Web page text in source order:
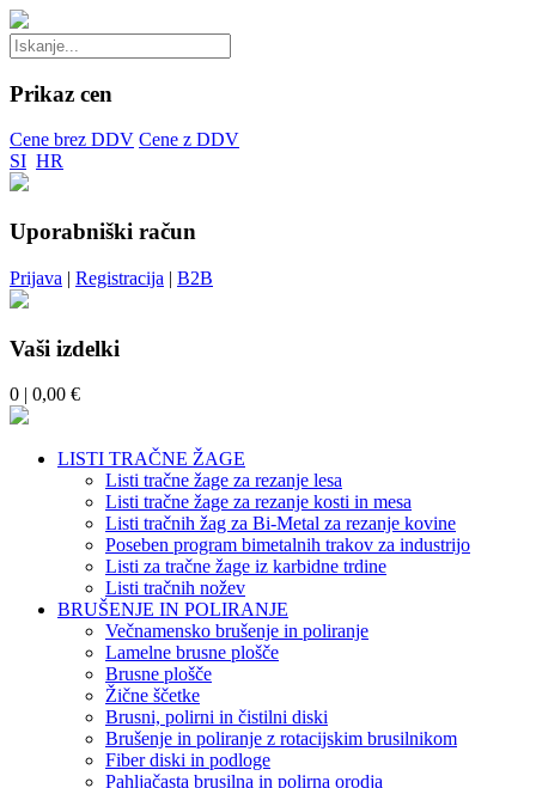
Prikaz cen
Cene brez DDV Cene z DDV
SI HR
Uporabniški račun
Prijava | Registracija | B2B
Vaši izdelki
0 | 0,00 €
LISTI TRAČNE ŽAGE
Listi tračne žage za rezanje lesa
Listi tračne žage za rezanje kosti in mesa
Listi tračnih žag za Bi-Metal za rezanje kovine
Poseben program bimetalnih trakov za industrijo
Listi za tračne žage iz karbidne trdine
Listi tračnih nožev
BRUŠENJE IN POLIRANJE
Večnamensko brušenje in poliranje
Lamelne brusne plošče
Brusne plošče
Žične ščetke
Brusni, polirni in čistilni diski
Brušenje in poliranje z rotacijskim brusilnikom
Fiber diski in podloge
Pahljačasta brusilna in polirna orodja